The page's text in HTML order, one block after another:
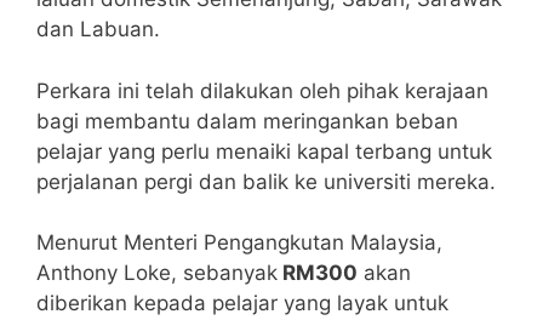
dan Labuan.
Perkara ini telah dilakukan oleh pihak kerajaan
bagi membantu dalam meringankan beban
pelajar yang perlu menaiki kapal terbang untuk
perjalanan pergi dan balik ke universiti mereka.
Menurut Menteri Pengangkutan Malaysia,
Anthony Loke, sebanyak RM300 akan
diberikan kepada pelajar yang layak untuk